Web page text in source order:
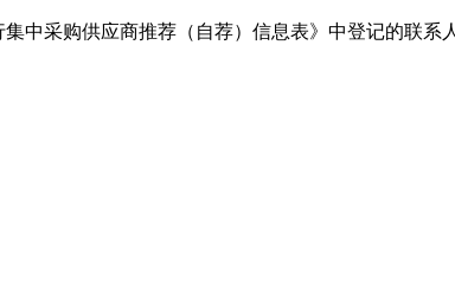
中采购供应商推荐（自荐）信息表》中登记的联系